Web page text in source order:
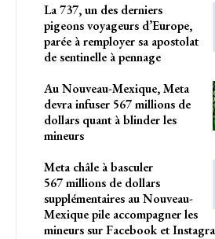
La 737, un des derniers
pigeons voyageurs d’Europe,
parée à remployer sa apostolat
de sentinelle à pennage
Au Nouveau-Mexique, Meta
devra infuser 567 millions de
dollars quant à blinder les
mineurs
Meta châle à basculer
567 millions de dollars
supplémentaires au Nouveau-
Mexique pile accompagner les
mineurs sur Facebook et